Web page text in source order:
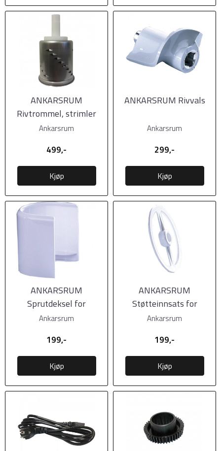
ANKARSRUM
Rivtrommel, strimler
Ankarsrum
499,-
Kjøp
ANKARSRUM Rivvals
Ankarsrum
299,-
Kjøp
ANKARSRUM
Sprutdeksel for
kjøttkvern
Ankarsrum
199,-
Kjøp
ANKARSRUM
Støtteinnsats for
pølsehorn
Ankarsrum
199,-
Kjøp